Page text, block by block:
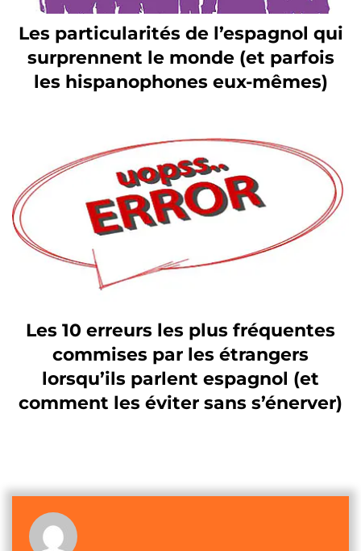
Les particularités de l’espagnol qui
surprennent le monde (et parfois
les hispanophones eux-mêmes)
Les 10 erreurs les plus fréquentes
commises par les étrangers
lorsqu’ils parlent espagnol (et
comment les éviter sans s’énerver)